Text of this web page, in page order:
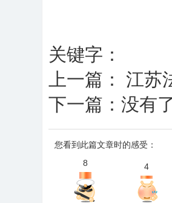
关键字：
上一篇： 江苏
下一篇：没有
您看到此篇文章时的感受：
8
4